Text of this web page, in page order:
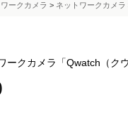
ークカメラ > ネットワークカメラ
ークカメラ「Qwatch（ク